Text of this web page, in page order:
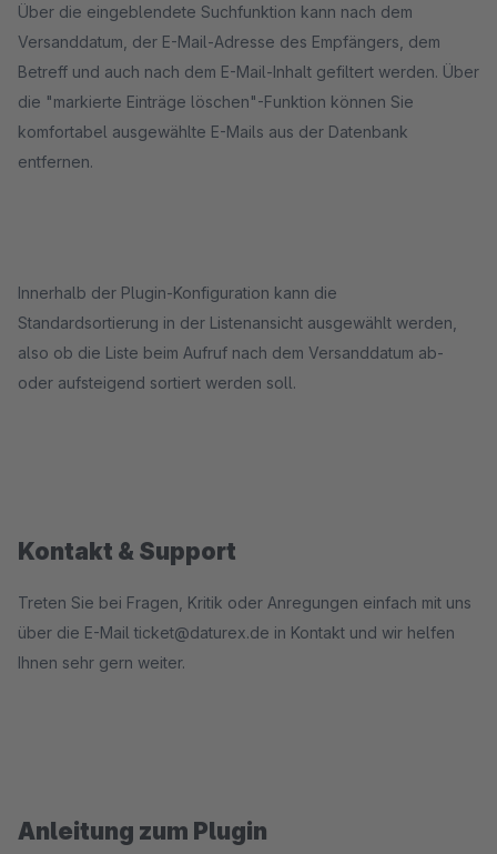
Über die eingeblendete Suchfunktion kann nach dem
Versanddatum, der E-Mail-Adresse des Empfängers, dem
Betreff und auch nach dem E-Mail-Inhalt gefiltert werden. Über
die "markierte Einträge löschen"-Funktion können Sie
komfortabel ausgewählte E-Mails aus der Datenbank
entfernen.
Innerhalb der Plugin-Konfiguration kann die
Standardsortierung in der Listenansicht ausgewählt werden,
also ob die Liste beim Aufruf nach dem Versanddatum ab-
oder aufsteigend sortiert werden soll.
Kontakt & Support
Treten Sie bei Fragen, Kritik oder Anregungen einfach mit uns
über die E-Mail ticket@daturex.de in Kontakt und wir helfen
Ihnen sehr gern weiter.
Anleitung zum Plugin